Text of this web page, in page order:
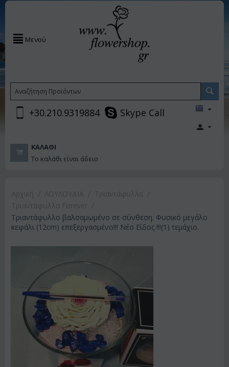
Μενού
+30.210.9319884 Skype Call
ΚΑΛΆΘΙ
Το καλάθι είναι άδειο
Τριαντάφυλλο βαλσαμωμένο σε σύνθεση. Φυσικό μεγάλο
κεφάλι (12cm) επεξεργασμένο!!! Νέο Είδος !!!(1) τεμάχιο.